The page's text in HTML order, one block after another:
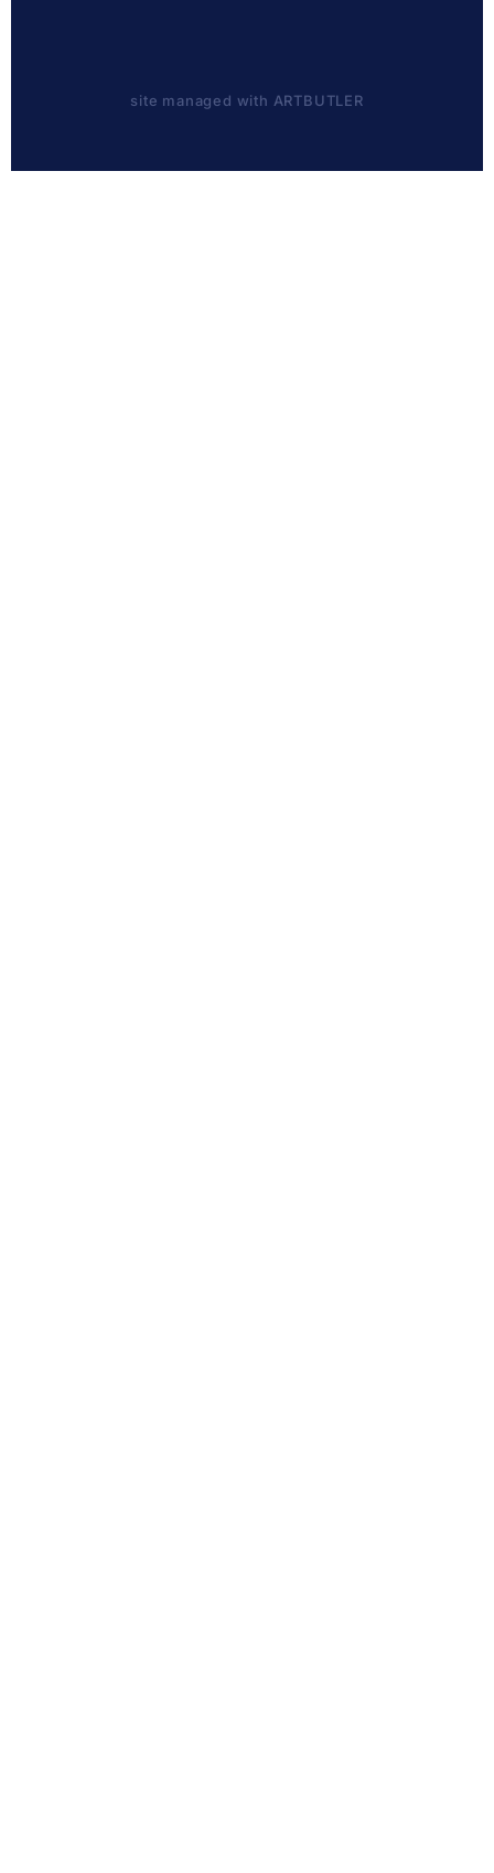
site managed with ARTBUTLER